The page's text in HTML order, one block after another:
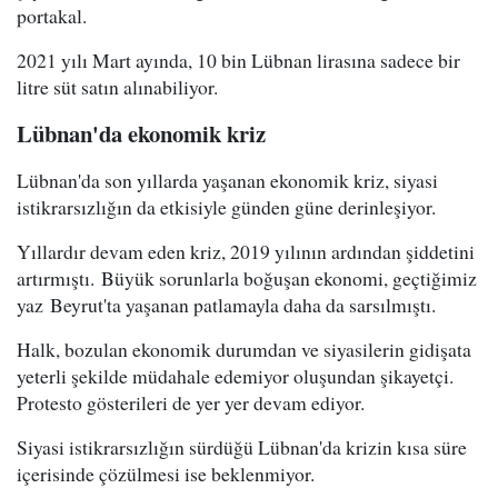
portakal.
2021 yılı Mart ayında, 10 bin Lübnan lirasına sadece bir
litre süt satın alınabiliyor.
Lübnan'da ekonomik kriz
Lübnan'da son yıllarda yaşanan ekonomik kriz, siyasi
istikrarsızlığın da etkisiyle günden güne derinleşiyor.
Yıllardır devam eden kriz, 2019 yılının ardından şiddetini
artırmıştı. Büyük sorunlarla boğuşan ekonomi, geçtiğimiz
yaz Beyrut'ta yaşanan patlamayla daha da sarsılmıştı.
Halk, bozulan ekonomik durumdan ve siyasilerin gidişata
yeterli şekilde müdahale edemiyor oluşundan şikayetçi.
Protesto gösterileri de yer yer devam ediyor.
Siyasi istikrarsızlığın sürdüğü Lübnan'da krizin kısa süre
içerisinde çözülmesi ise beklenmiyor.